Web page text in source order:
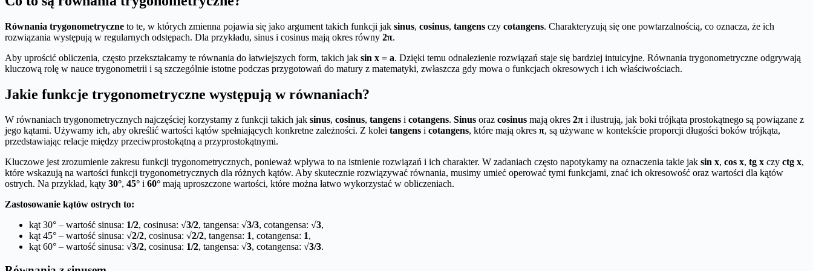
Równania trygonometryczne to te, w których zmienna pojawia się jako argument takich funkcji jak sinus, cosinus, tangens czy cotangens. Charakteryzują się one powtarzalnością, co oznacza, że ich
rozwiązania występują w regularnych odstępach. Dla przykładu, sinus i cosinus mają okres równy 2π.
Aby uprościć obliczenia, często przekształcamy te równania do łatwiejszych form, takich jak sin x = a. Dzięki temu odnalezienie rozwiązań staje się bardziej intuicyjne. Równania trygonometryczne odgrywają
kluczową rolę w nauce trygonometrii i są szczególnie istotne podczas przygotowań do matury z matematyki, zwłaszcza gdy mowa o funkcjach okresowych i ich właściwościach.
Jakie funkcje trygonometryczne występują w równaniach?
W równaniach trygonometrycznych najczęściej korzystamy z funkcji takich jak sinus, cosinus, tangens i cotangens. Sinus oraz cosinus mają okres 2π i ilustrują, jak boki trójkąta prostokątnego są powiązane z
jego kątami. Używamy ich, aby określić wartości kątów spełniających konkretne zależności. Z kolei tangens i cotangens, które mają okres π, są używane w kontekście proporcji długości boków trójkąta,
przedstawiając relacje między przeciwprostokątną a przyprostokątnymi.
Kluczowe jest zrozumienie zakresu funkcji trygonometrycznych, ponieważ wpływa to na istnienie rozwiązań i ich charakter. W zadaniach często napotykamy na oznaczenia takie jak sin x, cos x, tg x czy ctg x,
które wskazują na wartości funkcji trygonometrycznych dla różnych kątów. Aby skutecznie rozwiązywać równania, musimy umieć operować tymi funkcjami, znać ich okresowość oraz wartości dla kątów
ostrych. Na przykład, kąty 30°, 45° i 60° mają uproszczone wartości, które można łatwo wykorzystać w obliczeniach.
Zastosowanie kątów ostrych to:
kąt 30° – wartość sinusa: 1/2, cosinusa: √3/2, tangensa: √3/3, cotangensa: √3,
kąt 45° – wartość sinusa: √2/2, cosinusa: √2/2, tangensa: 1, cotangensa: 1,
kąt 60° – wartość sinusa: √3/2, cosinusa: 1/2, tangensa: √3, cotangensa: √3/3.